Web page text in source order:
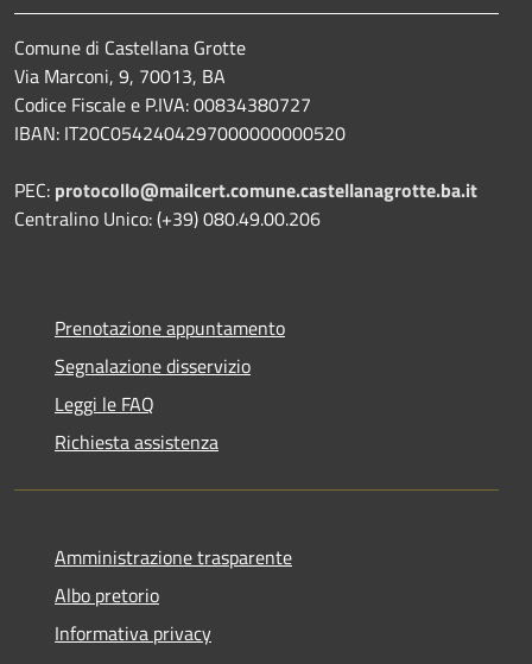
Comune di Castellana Grotte
Via Marconi, 9, 70013, BA
Codice Fiscale e P.IVA: 00834380727
IBAN: IT20C0542404297000000000520
PEC: protocollo@mailcert.comune.castellanagrotte.ba.it
Centralino Unico: (+39) 080.49.00.206
Prenotazione appuntamento
Segnalazione disservizio
Leggi le FAQ
Richiesta assistenza
Amministrazione trasparente
Albo pretorio
Informativa privacy